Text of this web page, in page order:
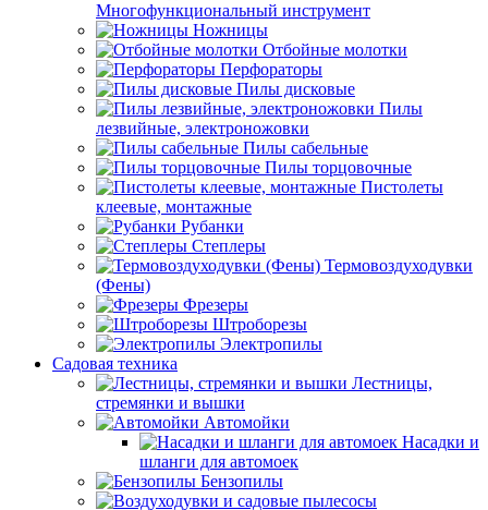
Многофункциональный инструмент
Ножницы
Отбойные молотки
Перфораторы
Пилы дисковые
Пилы
лезвийные, электроножовки
Пилы сабельные
Пилы торцовочные
Пистолеты
клеевые, монтажные
Рубанки
Степлеры
Термовоздуходувки
(Фены)
Фрезеры
Штроборезы
Электропилы
Садовая техника
Лестницы,
стремянки и вышки
Автомойки
Насадки и
шланги для автомоек
Бензопилы